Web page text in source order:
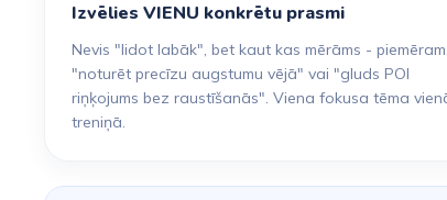
Izvēlies VIENU konkrētu prasmi
Nevis "lidot labāk", bet kaut kas mērāms - piemēram,
"noturēt precīzu augstumu vējā" vai "gluds POI
riņķojums bez raustīšanās". Viena fokusa tēma
treniņā.